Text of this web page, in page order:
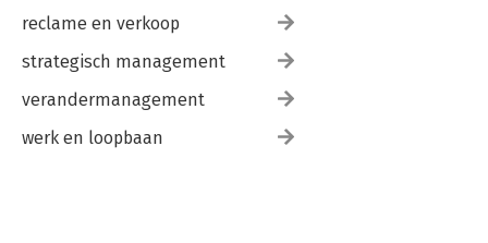
reclame en verkoop
strategisch management
verandermanagement
werk en loopbaan